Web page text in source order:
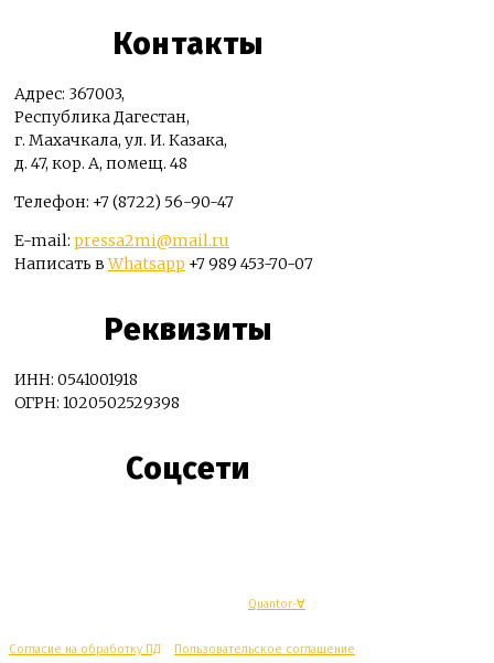
Контакты
Адрес: 367003,
Республика Дагестан,
г. Махачкала, ул. И. Казака,
д. 47, кор. А, помещ. 48
Телефон: +7 (8722) 56-90-47
E-mail: pressa2mi@mail.ru
Написать вWhatsapp +7 989 453-70-07
Реквизиты
ИНН: 0541001918
ОГРН: 1020502529398
Соцсети
Quantor-∀
Согласие на обработку ПД Пользовательское соглашение